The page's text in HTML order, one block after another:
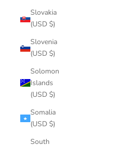
Slovakia
(USD $)
Slovenia
(USD $)
Solomon
Islands
(USD $)
Somalia
(USD $)
South